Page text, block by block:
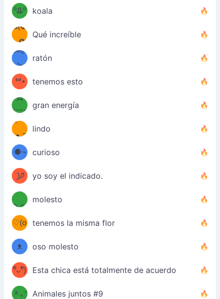
≦✿)
ºᎲº
｡ᐢ₎
koala
d(✪
‿✪)
Qué increíble
ᘛ⁐̤ᕐ
ᑀ
ratón
( •̀
ᄇ•
́)ﻭ✧
tenemos esto
(￣`
Д
´￣)
gran energía
ʕ
·ᴥ·ʔ
lindo
╭
⚈¬
⚈╮
curioso
(੭ˊ͈
꒵
ˋ͈)੭̸
*
✧⁺˚
yo soy el indicado.
ᶠᵉᵉᵈ
ᵐᵉ
/ᐠ-ⱉ-
ᐟ\ﾉ
molesto
(❀ˆ
ωˆ)
♡(o
ᴗo❀
)
tenemos la misma flor
ʕ
–
ᴥ
–
ʔ
oso molesto
d(✿
ºัᴗºั)
b
Esta chica está totalmente de acuerdo
ฅ/ᐠ｡
ᆽ｡ᐟ Animales juntos #9
［
；